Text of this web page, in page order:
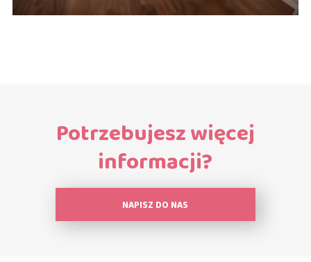
Potrzebujesz więcej
informacji?
NAPISZ DO NAS